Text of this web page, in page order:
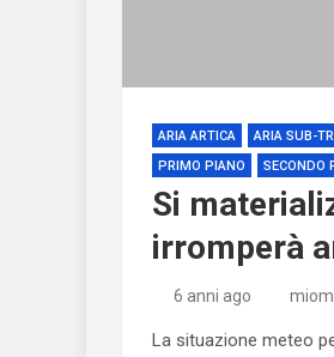
ARIA ARTICA ARIA SUB-
PRIMO PIANO
SECONDO
Si
irromperà
6 anni ago
La situazione meteo